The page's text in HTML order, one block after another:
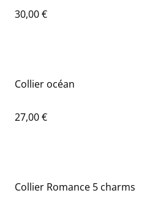
30,00 €
Collier océan
27,00 €
Collier Romance 5 charms